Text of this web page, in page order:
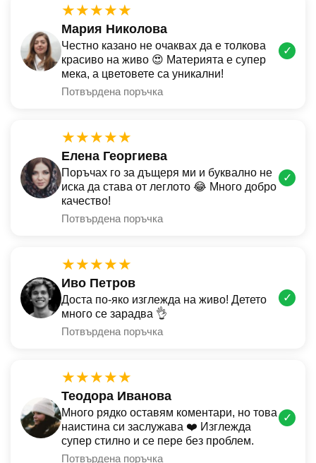
★★★★★
Мария Николова
Честно казано не очаквах да е толкова
красиво на живо 😍 Материята е супер
мека, а цветовете са уникални!
Потвърдена поръчка
✓
★★★★★
Елена Георгиева
Поръчах го за дъщеря ми и буквално не
иска да става от леглото 😂 Много добро
качество!
Потвърдена поръчка
✓
★★★★★
Иво Петров
Доста по-яко изглежда на живо! Детето
много се зарадва 👌
Потвърдена поръчка
✓
★★★★★
Теодора Иванова
Много рядко оставям коментари, но това
наистина си заслужава ❤️ Изглежда
супер стилно и се пере без проблем.
Потвърдена поръчка
✓